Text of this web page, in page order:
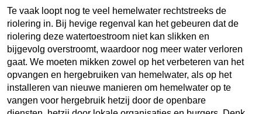
Te vaak loopt nog te veel hemelwater rechtstreeks de
riolering in. Bij hevige regenval kan het gebeuren dat de
riolering deze watertoestroom niet kan slikken en
bijgevolg overstroomt, waardoor nog meer water verloren
gaat. We moeten mikken zowel op het verbeteren van het
opvangen en hergebruiken van hemelwater, als op het
installeren van nieuwe manieren om hemelwater op te
vangen voor hergebruik hetzij door de openbare